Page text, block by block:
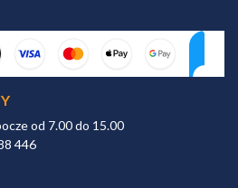
od 7.00 do 15.00
446